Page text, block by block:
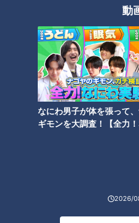
動
なにわ男子が体を張って
ギモンを大調査！【全力
2026/
テレビ局ヘアメイク直伝！小顔
が叶うベースメイク＆肌悩みカ
術と働くママの知恵